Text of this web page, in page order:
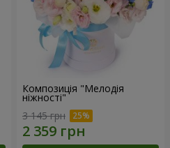
Композиція "Мелодія
ніжності"
3 145 грн